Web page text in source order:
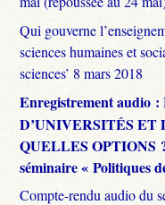
Qui gouverne
sciences humaines et
sciences’ 8 mars 2018
Enregistrement audio
D’UNIVERSITÉS ET
QUELLES OPTIONS
séminaire « Politiques
Compte-rendu audio du